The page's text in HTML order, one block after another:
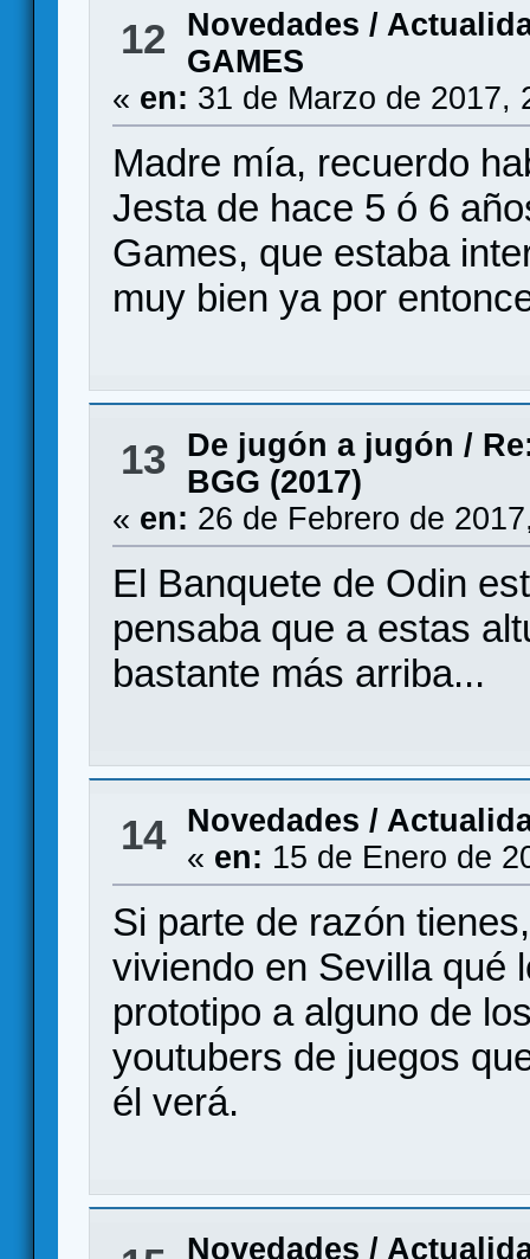
12
Novedades /
GAMES
« en: 31 de Marzo de 2017,
Madre mía, recuerdo
Jesta de hace 5 ó 6
Games, que estaba
muy bien ya por
13 De jugón a jugón /
BGG (2017)
« en: 26 de Febrero de
El Banquete de Odin
pensaba que a estas
bastante más arriba...
14
Novedades /
« en: 15 de Enero de
Si parte de razón
viviendo en Sevilla qué
prototipo a alguno de
youtubers de juegos
él verá.
Novedades /